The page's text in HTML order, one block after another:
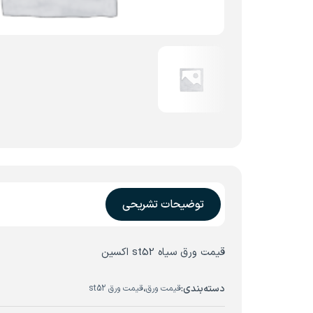
توضیحات تشریحی
قیمت ورق سیاه st52 اکسین
دسته‌بندی:قیمت ورق،قیمت ورق st52